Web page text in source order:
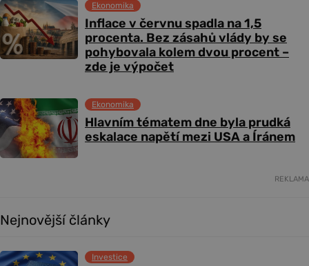
Inflace v červnu spadla na 1,5
procenta. Bez zásahů vlády by se
pohybovala kolem dvou procent –
zde je výpočet
Ekonomika
Hlavním tématem dne byla prudká
eskalace napětí mezi USA a Íránem
Ekonomika
REKLAMA
Nejnovější články
Investice